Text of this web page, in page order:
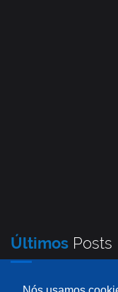
Últimos Posts